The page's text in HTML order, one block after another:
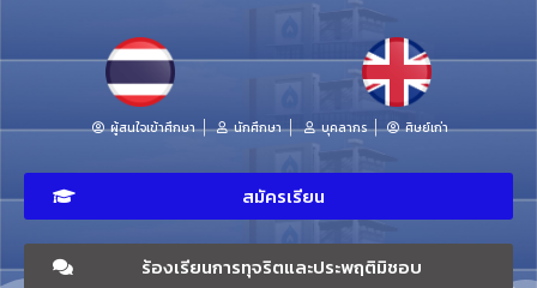
ผู้สนใจเข้าศึกษา นักศึกษา บุคลากร ศิษย์เก่า
สมัครเรียน
ร้องเรียนการทุจริตและประพฤติมิชอบ